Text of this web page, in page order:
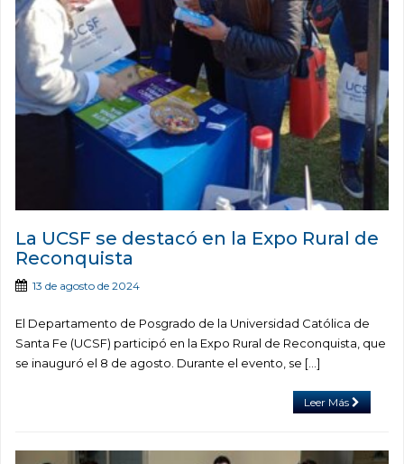
La UCSF se destacó en la Expo Rural de
Reconquista
13 de agosto de 2024
El Departamento de Posgrado de la Universidad Católica de
Santa Fe (UCSF) participó en la Expo Rural de Reconquista, que
se inauguró el 8 de agosto. Durante el evento, se […]
Leer Más